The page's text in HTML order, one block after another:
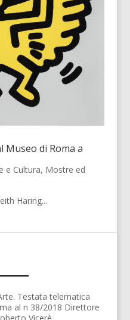
Museo di Roma a
e Cultura, Mostre ed
Haring...
Testata telematica
al n 38/2018 Direttore